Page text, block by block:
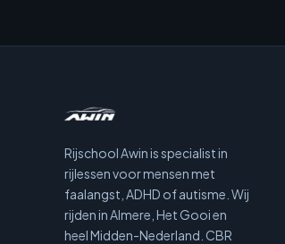
Rijschool Awin is specialist in
rijlessen voor mensen met
faalangst, ADHD of autisme. Wij
rijden in Almere, Het Gooi en
heel Midden-Nederland. CBR